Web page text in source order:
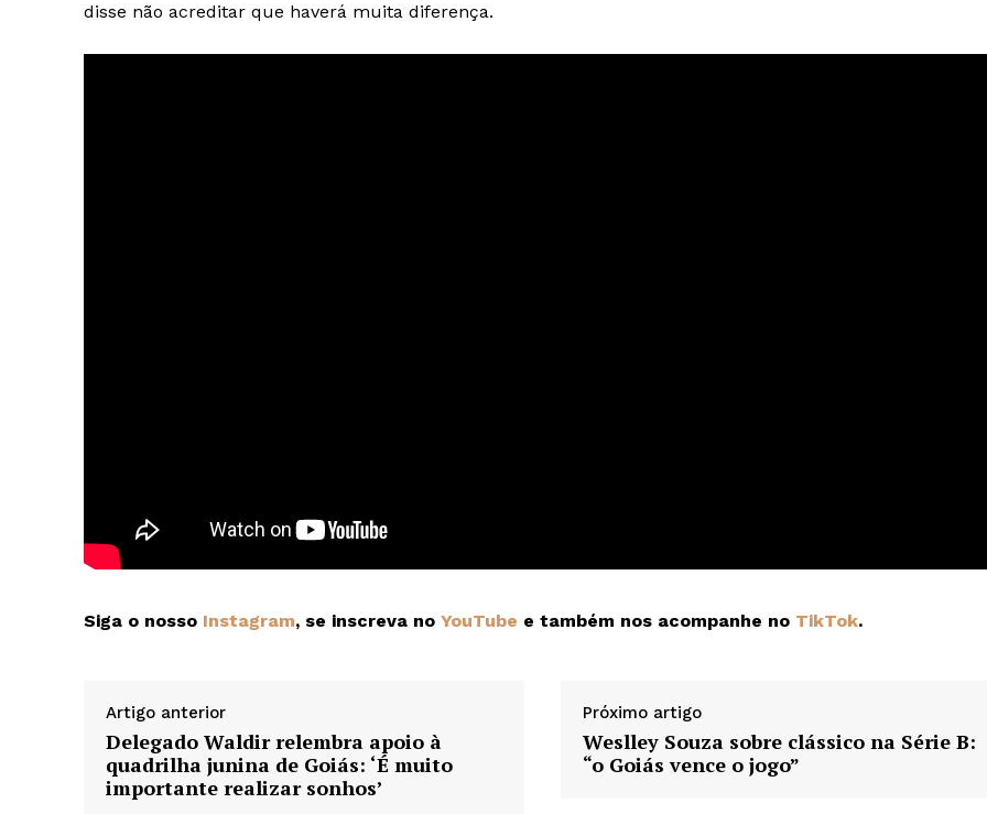
disse não acreditar que haverá muita diferença.
Siga o nosso Instagram, se inscreva no YouTube e também nos acompanhe no TikTok.
Artigo anterior
Delegado Waldir relembra apoio à
quadrilha junina de Goiás: ‘É muito
importante realizar sonhos’
Próximo artigo
Weslley Souza sobre clássico na Série B:
“o Goiás vence o jogo”